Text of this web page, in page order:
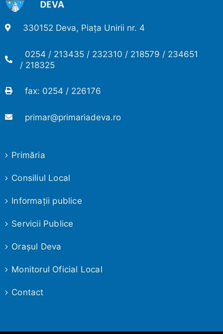
330152 Deva, Piața Unirii nr. 4
0254 / 213435 / 232310 / 218579 / 234651
/ 218325
fax: 0254 / 226176
primar@primariadeva.ro
Primăria
Consiliul Local
Informaţii publice
Servicii Publice
Oraşul Deva
Monitorul Oficial Local
Contact